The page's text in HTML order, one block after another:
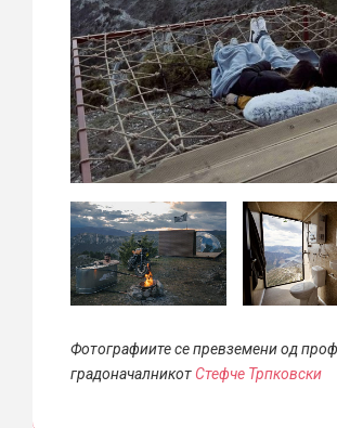
Фотографиите се превземени од
градоначалникот Стефче Трпковски